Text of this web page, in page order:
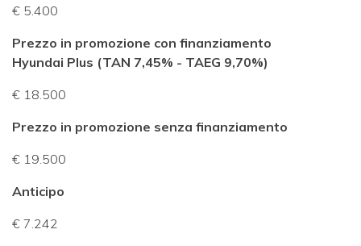
€ 5.400
Prezzo in promozione con finanziamento
Hyundai Plus (TAN 7,45% - TAEG 9,70%)
€ 18.500
Prezzo in promozione senza finanziamento
€ 19.500
Anticipo
€ 7.242